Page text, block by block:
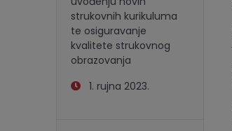
strukovnih kurikuluma
te osiguravanje
kvalitete strukovnog
obrazovanja
1. rujna 2023.